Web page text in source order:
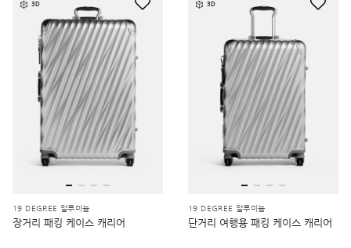
3D
19 DEGREE 알루미늄
장거리 패킹 케이스 캐리어
3D
19 DEGREE 알루미늄
단거리 여행용 패킹 케이스 캐리어